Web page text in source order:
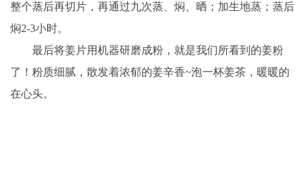
整个蒸后再切片，再通过九次蒸、焖、晒；加生地蒸；蒸后
焖2-3小时。
最后将姜片用机器研磨成粉，就是我们所看到的姜粉
了！粉质细腻，散发着浓郁的姜辛香~泡一杯姜茶，暖暖的
在心头。